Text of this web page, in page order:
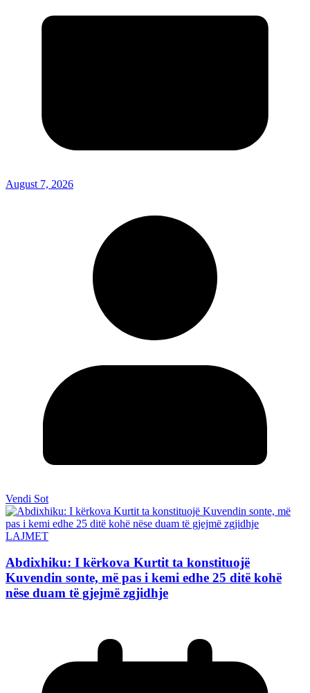
August 7, 2026
Vendi Sot
LAJMET
Abdixhiku: I kërkova Kurtit ta konstituojë
Kuvendin sonte, më pas i kemi edhe 25 ditë kohë
nëse duam të gjejmë zgjidhje